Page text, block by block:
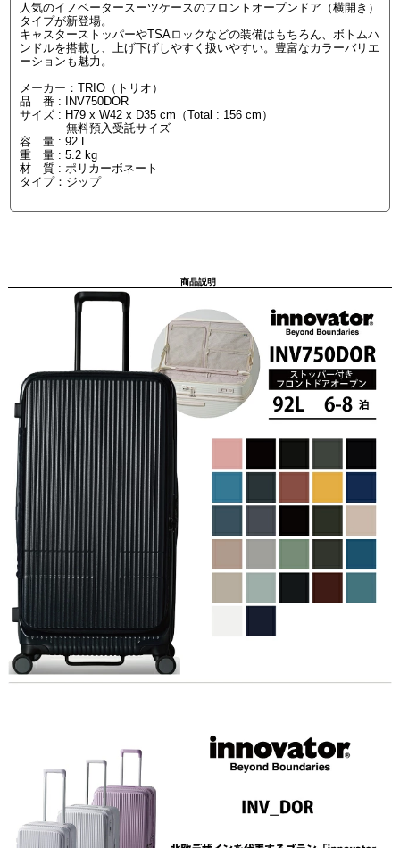
人気のイノベータースーツケースのフロントオープンドア（横開き）
タイプが新登場。
キャスターストッパーやTSAロックなどの装備はもちろん、ボトムハ
ンドルを搭載し、上げ下げしやすく扱いやすい。豊富なカラーバリエ
ーションも魅力。
メーカー：TRIO（トリオ）
品 番 : INV750DOR
サイズ : H79 x W42 x D35 cm（Total : 156 cm）
無料預入受託サイズ
容 量 : 92 L
重 量 : 5.2 kg
材 質 : ポリカーボネート
タイプ：ジップ
商品説明